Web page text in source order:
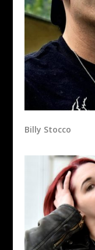
Billy Stocco